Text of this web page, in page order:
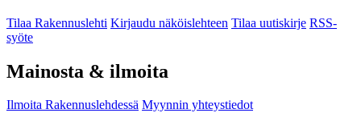
Tilaa Rakennuslehti Kirjaudu näköislehteen Tilaa uutiskirje RSS-
syöte
Mainosta & ilmoita
Ilmoita Rakennuslehdessä Myynnin yhteystiedot